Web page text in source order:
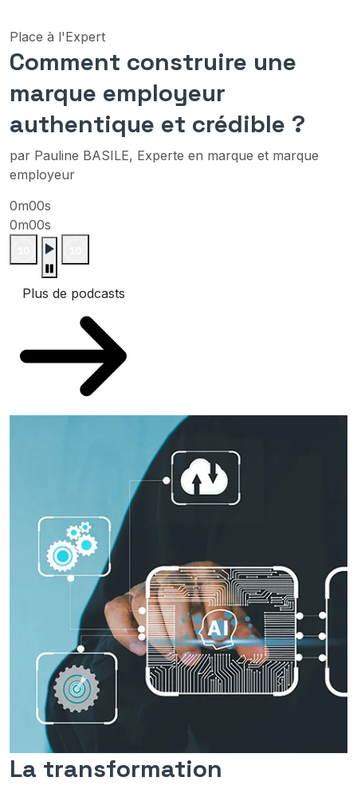
Place à l'Expert
Comment construire une
marque employeur
authentique et crédible ?
par Pauline BASILE, Experte en marque et marque
employeur
0m00s
0m00s
Plus de podcasts
La transformation